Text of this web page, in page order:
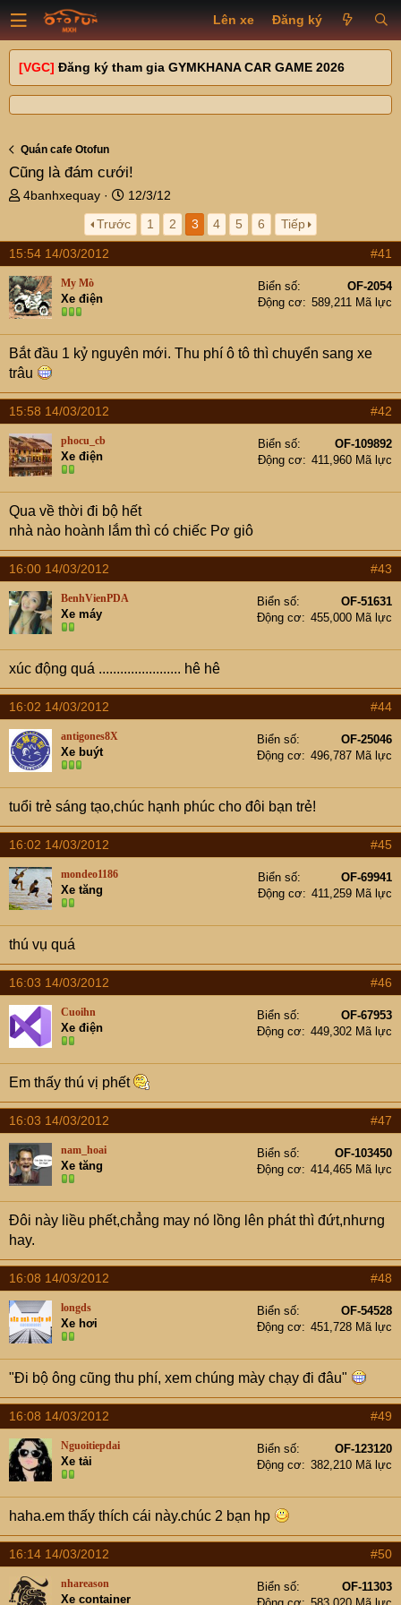
Lên xe Đăng ký
[VGC] Đăng ký tham gia GYMKHANA CAR GAME 2026
Quán cafe Otofun
Cũng là đám cưới!
T
e
a
d
s
t
r
t
e
r
4banhxequay
N
g
à
y
12/3/12
Trước
1 2 3 4 5 6 Tiếp
15:54 14/03/2012 #41
My Mò
Xe điện
Biển số
OF-2054
Động cơ
589,211 Mã lực
Bắt đầu 1 kỷ nguyên mới. Thu phí ô tô thì chuyển sang xe
trâu
15:58 14/03/2012 #42
phocu_cb
Xe điện
Biển số
OF-109892
Động cơ
411,960 Mã lực
Qua về thời đi bộ hết
nhà nào hoành lắm thì có chiếc Pơ giô
16:00 14/03/2012 #43
BenhVienPDA
Xe máy
Biển số
OF-51631
Động cơ
455,000 Mã lực
xúc động quá ....................... hê hê
16:02 14/03/2012 #44
antigones8X
Xe buýt
Biển số
OF-25046
Động cơ
496,787 Mã lực
tuổi trẻ sáng tạo,chúc hạnh phúc cho đôi bạn trẻ!
16:02 14/03/2012 #45
mondeo1186
Xe tăng
Biển số
OF-69941
Động cơ
411,259 Mã lực
thú vụ quá
16:03 14/03/2012 #46
Cuoihn
Xe điện
Biển số
OF-67953
Động cơ
449,302 Mã lực
Em thấy thú vị phết
16:03 14/03/2012 #47
nam_hoai
Xe tăng
Biển số
OF-103450
Động cơ
414,465 Mã lực
Đôi này liều phết,chẳng may nó lồng lên phát thì đứt,nhưng
hay.
16:08 14/03/2012 #48
longds
Xe hơi
Biển số
OF-54528
Động cơ
451,728 Mã lực
"Đi bộ ông cũng thu phí, xem chúng mày chạy đi đâu"
16:08 14/03/2012 #49
Nguoitiepdai
Xe tải
Biển số
OF-123120
Động cơ
382,210 Mã lực
haha.em thấy thích cái này.chúc 2 bạn hp
16:14 14/03/2012 #50
nhareason
Xe container
Biển số
OF-11303